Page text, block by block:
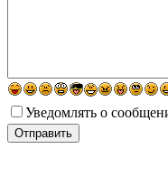
Уведомлять о